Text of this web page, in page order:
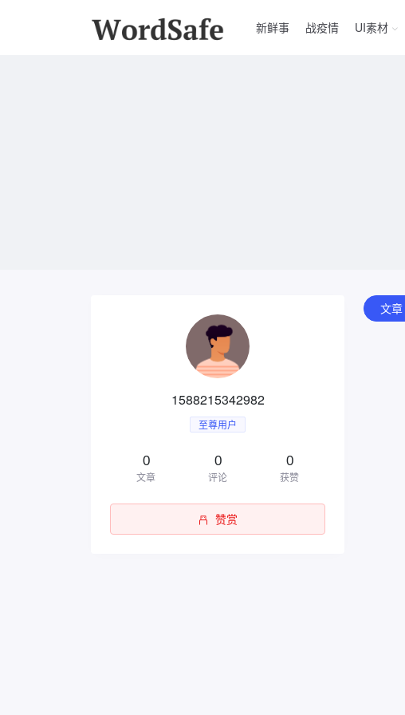
新鲜事 战疫情 UI素材
1588215342982
至尊用户
0
文章
0
评论
0
获赞
赞赏
文章